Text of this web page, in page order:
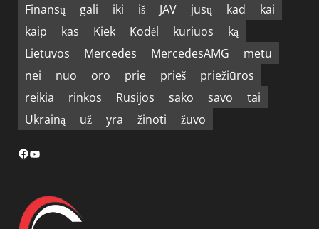
Finansų
gali iki iš JAV jūsų kad
kai
kaip
kas Kiek Kodėl kuriuos
ką
Lietuvos
Mercedes MercedesAMG
metu
nei
nuo oro prie prieš
priežiūros
reikia
rinkos Rusijos sako savo
tai
Ukrainą
už yra žinoti žuvo
Facebook
YouTube